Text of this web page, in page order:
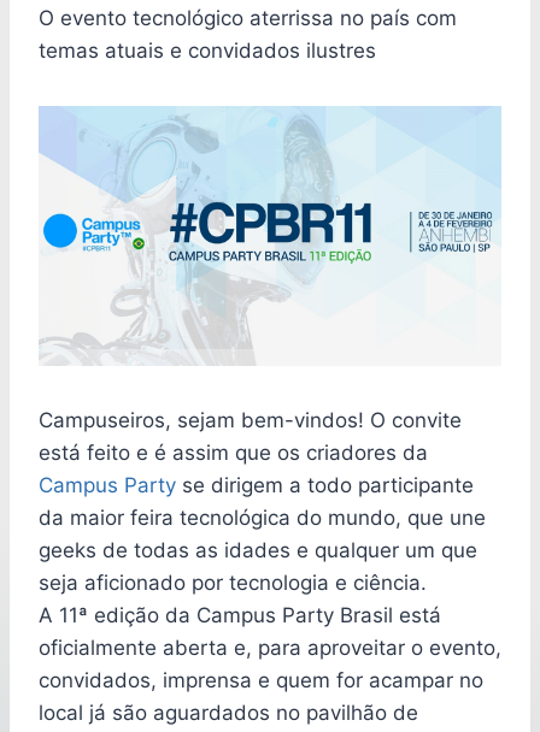
O evento tecnológico aterrissa no país com
temas atuais e convidados ilustres
Campuseiros, sejam bem-vindos! O convite
está feito e é assim que os criadores da
Campus Party se dirigem a todo participante
da maior feira tecnológica do mundo, que une
geeks de todas as idades e qualquer um que
seja aficionado por tecnologia e ciência.
A 11ª edição da Campus Party Brasil está
oficialmente aberta e, para aproveitar o evento,
convidados, imprensa e quem for acampar no
local já são aguardados no pavilhão de